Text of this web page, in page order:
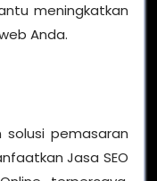
meningkatkan
Anda.
solusi pemasaran
Jasa SEO